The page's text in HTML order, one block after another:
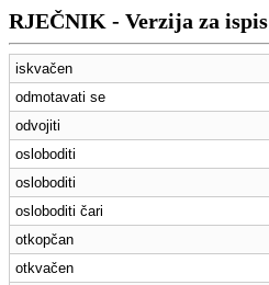
RJEČNIK - Verzija za ispis
iskvačen
odmotavati se
odvojiti
osloboditi
osloboditi
osloboditi čari
otkopčan
otkvačen